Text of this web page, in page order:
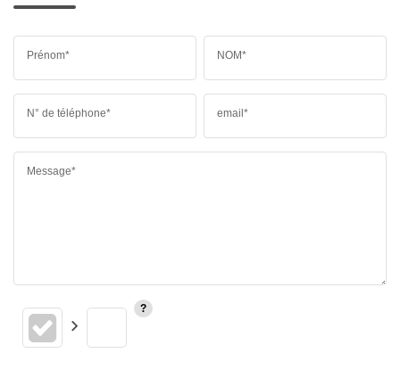
Prénom* NOM*
N° de téléphone* email*
Message*